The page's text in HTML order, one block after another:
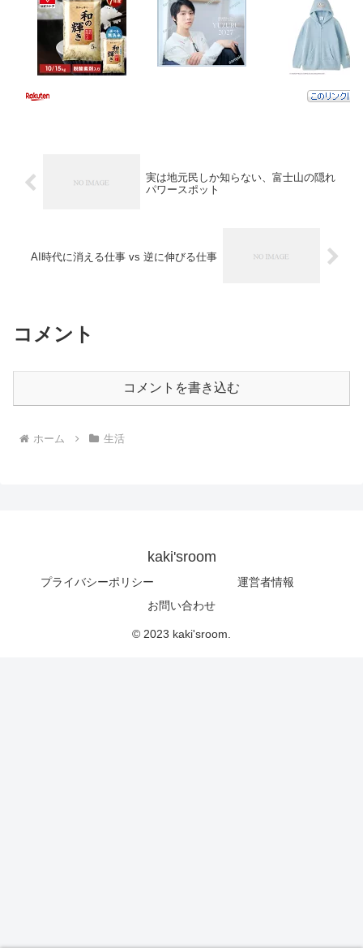
実は地元民しか知らない、富士山の隠れ
パワースポット
AI時代に消える仕事 vs 逆に伸びる仕事
コメント
コメントを書き込む
ホーム 生活
kaki'sroom
プライバシーポリシー
運営者情報
お問い合わせ
© 2023 kaki'sroom.